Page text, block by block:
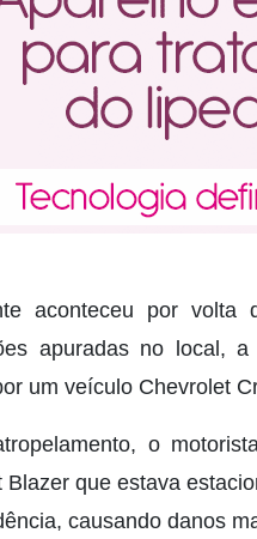
aconteceu por volta
apuradas no local,
um veículo Chevrolet
o
Blazer que estava
causando danos